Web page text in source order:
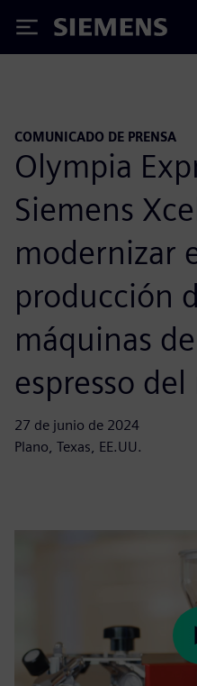
Siemens
COMUNICADO DE PRENSA
Olympia
Siemens
modernizar
producción
máquinas
espresso
27 de junio de 2024
Plano, Texas, EE.UU.